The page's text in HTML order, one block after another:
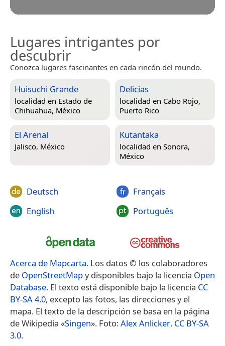
Lugares intrigantes por
descubrir
Conozca lugares fascinantes en cada rincón del mundo.
Huisuchi Grande
localidad en Estado de
Chihuahua, México
Delicias
localidad en Cabo Rojo,
Puerto Rico
El Arenal
Jalisco, México
Kutantaka
localidad en Sonora,
México
Deutsch
English
Français
Português
Acerca de Mapcarta. Los datos © los colaboradores
de OpenStreetMapy disponibles bajo la licencia Open
Database. El texto está disponible bajo la licencia CC
BY-SA 4.0, excepto las fotos, las direcciones y el
mapa. El texto de la descripción se basa en la página
de Wikipedia «Singen». Foto:Alex Anlicker, CC BY-SA
3.0.